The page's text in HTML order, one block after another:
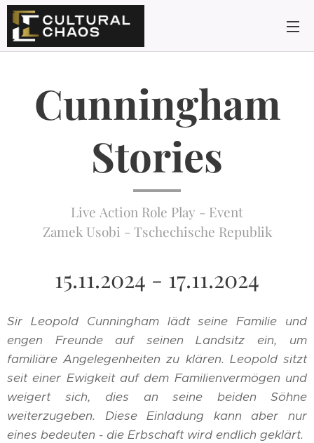
Cunningham
Stories
Live Action Role Play - Event
Zamek Usobi - Tschechische Republik
15.11.2024 - 17.11.2024
Sir Leopold Cunningham lädt seine Familie und
engen Freunde auf seinen Landsitz ein, um
familiäre Angelegenheiten zu klären. Leopold sitzt
seit einer Ewigkeit auf dem Familienvermögen und
weigert sich, dies an seine beiden Söhne
weiterzugeben. Diese Einladung kann aber nur
eines bedeuten - die Erbschaft wird endlich geklärt.